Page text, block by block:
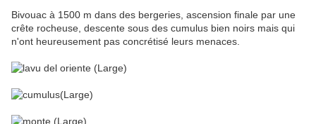
Bivouac à 1500 m dans des bergeries, ascension finale par une
crête rocheuse, descente sous des cumulus bien noirs mais qui
n'ont heureusement pas concrétisé leurs menaces.